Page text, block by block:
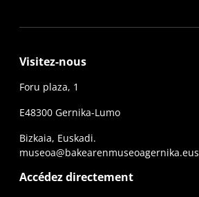
Visitez-nous
Foru plaza, 1
E48300 Gernika-Lumo
Bizkaia, Euskadi.
museoa@bakearenmuseoagernika.eus
Accédez directement